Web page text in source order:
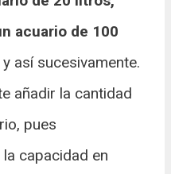
acuario de 100
y así sucesivamente.
añadir la cantidad
pues
capacidad en